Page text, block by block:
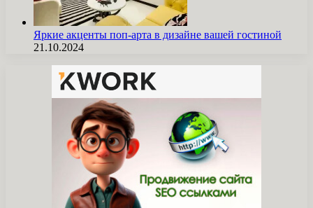
Яркие акценты поп-арта в дизайне вашей гостиной
21.10.2024